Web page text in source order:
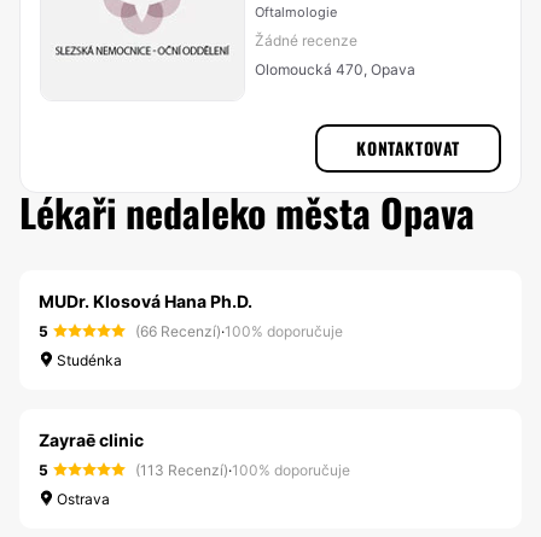
Oftalmologie
Žádné recenze
Olomoucká 470, Opava
KONTAKTOVAT
Lékaři nedaleko města Opava
MUDr. Klosová Hana Ph.D.
5 (66 Recenzí)·100% doporučuje
Studénka
Zayraē clinic
5 (113 Recenzí)·100% doporučuje
Ostrava